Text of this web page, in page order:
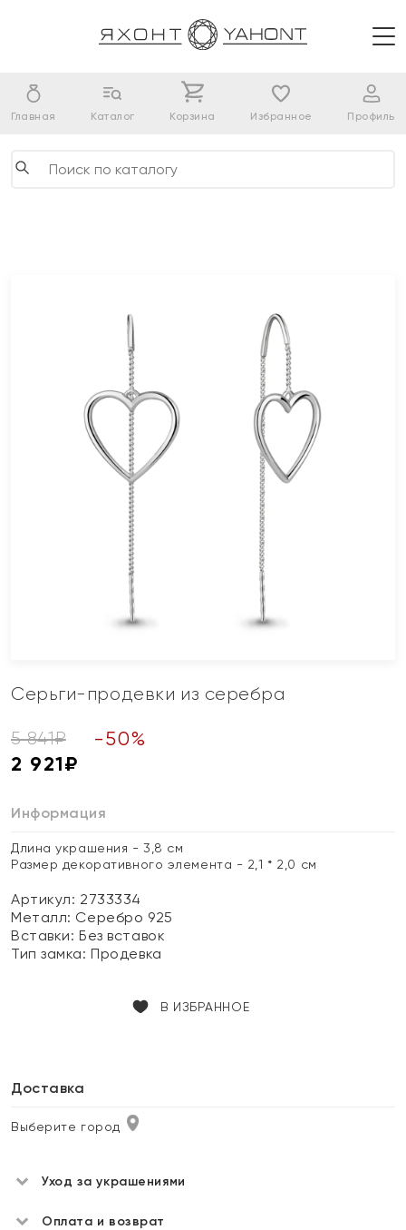
Главная Каталог Корзина Избранное Профиль
Серьги-продевки из серебра
5 841₽ -50%
2 921₽
Информация
Длина украшения - 3,8 см
Размер декоративного элемента - 2,1 * 2,0 см
Артикул: 2733334
Металл: Серебро 925
Вставки:Без вставок
Тип замка:Продевка
В ИЗБРАННОЕ
Доставка
Выберите город
Уход за украшениями
Оплата и возврат